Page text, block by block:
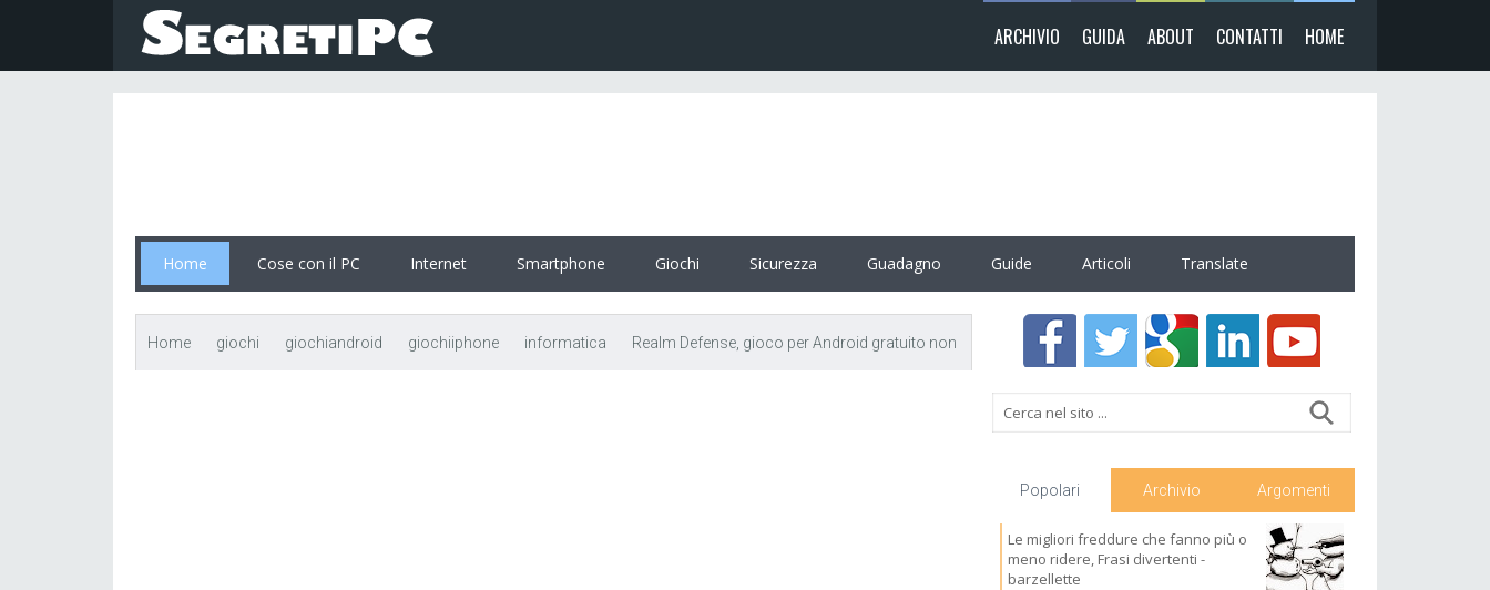
ARCHIVIO GUIDA ABOUT CONTATTI HOME
Home Cose con il PC Internet Smartphone Giochi Sicurezza Guadagno Guide Articoli Translate
Home giochi giochiandroid giochiiphone informatica Realm Defense, gioco per Android gratuito non
Popolari Archivio Argomenti
Le migliori freddure che fanno più o
meno ridere, Frasi divertenti -
barzellette